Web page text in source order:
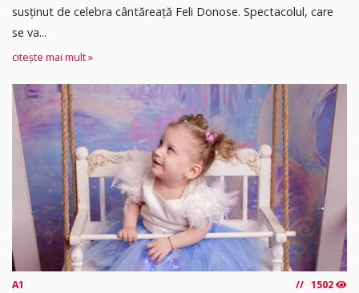
susținut de celebra cântăreață Feli Donose. Spectacolul, care
se va...
citește mai mult »
A1 1502